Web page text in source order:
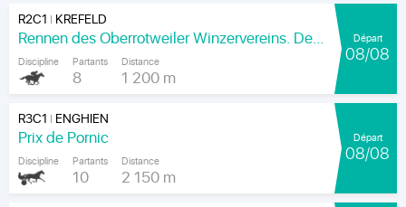
R2C1 | KREFELD
Rennen des Oberrotweiler Winzervereins. Der Klassiker Am Kaiser.
Discipline Partants
8
Distance
1 200 m
Départ
08/08
R3C1 | ENGHIEN
Prix de Pornic
Discipline Partants
10
Distance
2 150 m
Départ
08/08